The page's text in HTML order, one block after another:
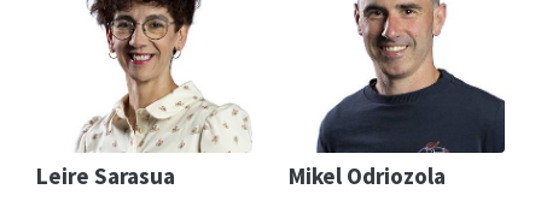
Leire Sarasua Mikel Odriozola